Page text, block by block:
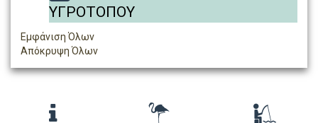
ΥΓΡΟΤΟΠΟΥ
Εμφάνιση Όλων
Απόκρυψη Όλων